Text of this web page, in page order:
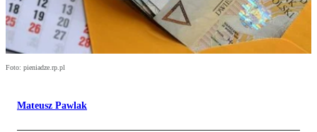
Foto: pieniadze.rp.pl
Mateusz Pawlak